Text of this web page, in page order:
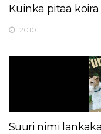
Kuinka pitää
2010
Suuri nimi